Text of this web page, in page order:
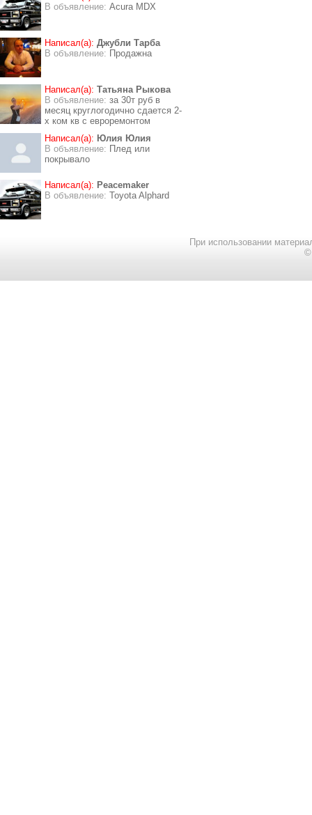
В объявление: Acura MDX
Написал(а): Джубли Тарба
В объявление: Продажна
Написал(а): Татьяна Рыкова
В объявление: за 30т руб в
месяц круглогодично сдается 2-
х ком кв с евроремонтом
Написал(а): Юлия Юлия
В объявление: Плед или
покрывало
Написал(а): Peacemaker
В объявление: Toyota Alphard
При использовании